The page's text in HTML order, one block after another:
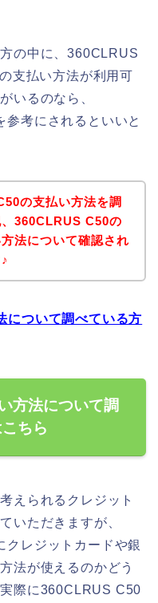
の中に、360CLRUS
支払い方法が利用可
いるのなら、
考にされるといいと
の支払い方法を調
360CLRUS C50の
法について確認され
ついて調べている方
方法について調
ちら
えられるクレジット
いただきますが、
レジットカードや銀
法が使えるのかどう
際に360CLRUS C50